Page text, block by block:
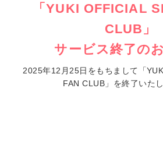
「YUKI OFFICIAL
CLUB」
サービス終了の
2025年12月25日をもちまして「
FAN CLUB」を終了いたし